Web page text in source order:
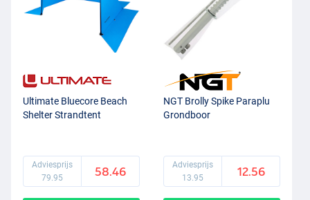
Ultimate Bluecore Beach
Shelter Strandtent
Adviesprijs
79.95
58.46
NGT Brolly Spike Paraplu
Grondboor
Adviesprijs
13.95
12.56